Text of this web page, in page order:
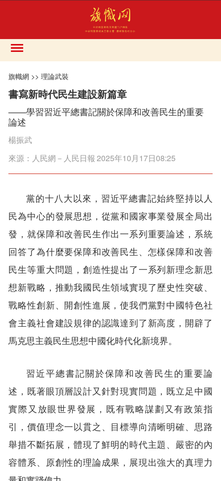
旗幟網 >>理論武裝
書寫新時代民生建設新篇章
——學習習近平總書記關於保障和改善民生的重要
論述
楊振武
來源： 人民網－人民日報 2025年10月17日08:25
黨的十八大以來，習近平總書記始終堅持以人
民為中心的發展思想，從黨和國家事業發展全局出
發，就保障和改善民生作出一系列重要論述，系統
回答了為什麼要保障和改善民生、怎樣保障和改善
民生等重大問題，創造性提出了一系列新理念新思
想新戰略，推動我國民生領域實現了歷史性突破、
戰略性創新、開創性進展，使我們黨對中國特色社
會主義社會建設規律的認識達到了新高度，開辟了
馬克思主義民生思想中國化時代化新境界。
習近平總書記關於保障和改善民生的重要論
述，既著眼頂層設計又針對現實問題，既立足中國
實際又放眼世界發展，既有戰略謀劃又有政策指
引，價值理念一以貫之、目標導向清晰明確、思路
舉措不斷拓展，體現了鮮明的時代主題、嚴密的內
容體系、原創性的理論成果，展現出強大的真理力